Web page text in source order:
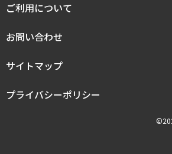
ご利用について
お問い合わせ
サイトマップ
プライバシーポリシー